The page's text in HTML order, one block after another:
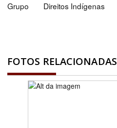
Grupo Direitos Indígenas
FOTOS RELACIONADAS